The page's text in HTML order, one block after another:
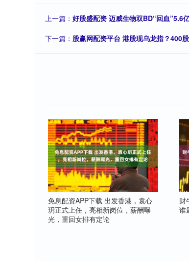
上一篇： 好股盛配资 迈威生物双BD“回血”5.6
下一篇： 股赢网配资平台 港股现乌龙指？400
免息配资APP下载 出发香港，袁心
玥正式上任，亮相新岗位，薪酬曝
光，重回女排有定论
财
谁